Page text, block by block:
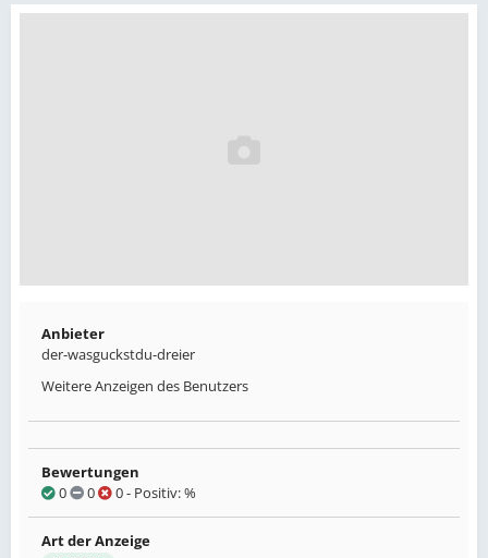
Anbieter
der-wasguckstdu-dreier
Weitere Anzeigen des Benutzers
Bewertungen
0
0 0- Positiv: %
Art der Anzeige